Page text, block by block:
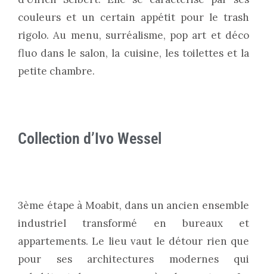
couleurs et un certain appétit pour le trash
rigolo. Au menu, surréalisme, pop art et déco
fluo dans le salon, la cuisine, les toilettes et la
petite chambre.
Collection d’Ivo Wessel
3ème étape à Moabit, dans un ancien ensemble
industriel transformé en bureaux et
appartements. Le lieu vaut le détour rien que
pour ses architectures modernes qui